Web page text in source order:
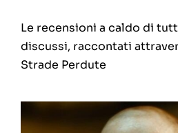
Festival
Articoli
Chi siamo
Le recensioni a caldo di
discussi, raccontati
Strade Perdute